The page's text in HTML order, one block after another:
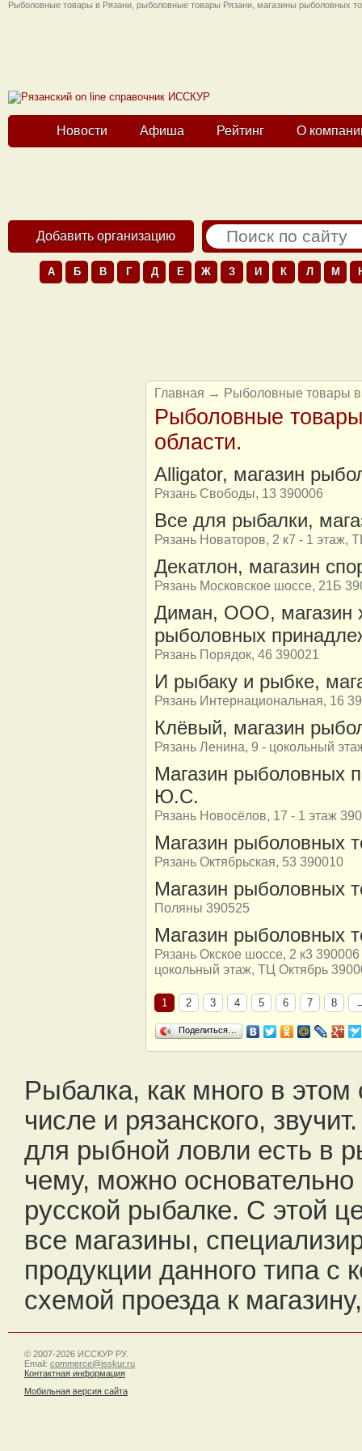
Рыболовные товары в Рязани, рыболовные товары Рязани, магазины рыболовных
Новости Афиша Рейтинг О
Добавить организацию
А Б В Г Д Е Ж З И К Л М
Главная → Рыболовные товары в
Рыболовные
области.
Alligator, магазин
Рязань Свободы, 13 390006
Все для рыбалки,
Рязань Новаторов, 2 к7 - 1 этаж,
Декатлон, магазин
Рязань Московское шоссе, 21Б
Диман, ООО, магазин
рыболовных
Рязань Порядок, 46 390021
И рыбаку и рыбке,
Рязань Интернациональная, 16
Клёвый, магазин
Рязань Ленина, 9 - цокольный
Магазин рыболовных
Ю.С.
Рязань Новосёлов, 17 - 1 этаж
Магазин рыболовных
Рязань Октябрьская, 53 390010
Магазин рыболовных
Поляны 390525
Магазин рыболовных
Рязань Окское шоссе, 2 к3
цокольный этаж, ТЦ Октябрь
1 2 3 4 5 6 7 8
Поделиться…
Рыбалка, как много в этом
числе и рязанского,
для рыбной ловли есть в
чему, можно основательно
русской рыбалке. С этой
все магазины,
продукции данного типа
схемой проезда к
© 2007-2026 ИССКУР РУ.
Email: commerce@isskur.ru
Контактная информация
Мобильная версия сайта